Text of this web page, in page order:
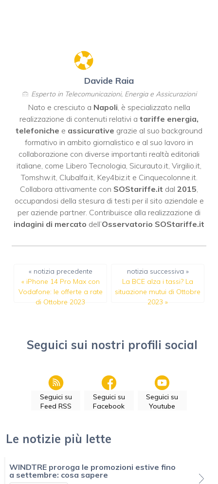
Davide Raia
Esperto in Telecomunicazioni, Energia e Assicurazioni
Nato e cresciuto a Napoli , è specializzato nella
realizzazione di contenuti relativi a tariffe energia,
telefoniche e assicurative grazie al suo background
formativo in ambito giornalistico e al suo lavoro in
collaborazione con diverse importanti realtà editoriali
italiane, come Libero Tecnologia Sicurauto.it Virgilio.it
Tomshw.it, Clubalfa.it, Key4biz.ite Cinquecolonne.it.
Collabora attivamente con SOStariffe.it dal 2015
occupandosi della stesura di testi per il sito aziendale e
per aziende partner. Contribuisce alla realizzazione di
indagini di mercato dell’Osservatorio SOStariffe.it
« notizia precedente
« iPhone 14 Pro Max con
Vodafone: le offerte a rate
di Ottobre 2023
notizia successiva »
La BCE alza i tassi? La
situazione mutui di Ottobre
2023 »
Seguici sui nostri profili social
Seguici su
Feed RSS
Seguici su
Facebook
Seguici su
Youtube
Le notizie più lette
WINDTRE proroga le promozioni estive fino
a settembre: cosa sapere